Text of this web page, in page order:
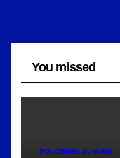
You missed
POLIZEIMELDUNGEN